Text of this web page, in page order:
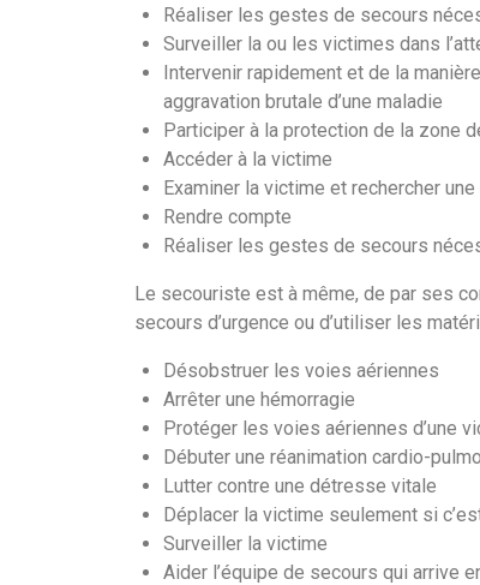
Réaliser les gestes de secours
Surveiller la ou les victimes dans
Intervenir rapidement et de la
aggravation brutale d’une maladie
Participer à la protection de la zone
Accéder à la victime
Examiner la victime et rechercher
Rendre compte
Réaliser les gestes de secours
Le secouriste est à même, de par ses
secours d’urgence ou d’utiliser les
Désobstruer les voies aériennes
Arrêter une hémorragie
Protéger les voies aériennes d’une
Débuter une réanimation cardio-
Lutter contre une détresse vitale
Déplacer la victime seulement si
Surveiller la victime
Aider l’équipe de secours qui arrive